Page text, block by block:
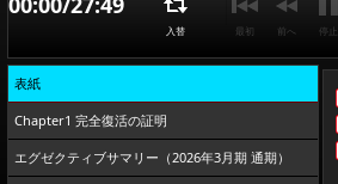
入替 最初 前へ 停止
表紙
Chapter1 完全復活の証明
エグゼクティブサマリー（2026年3月期 通期）